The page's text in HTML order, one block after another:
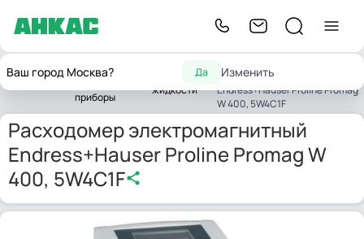
Ваш город Москва? Да Изменить
Главная
Контрольно-
приборы
Расходомеры
жидкости
электромагнитный
Endress+Hauser Proline Promag
W 400, 5W4C1F
Расходомер электромагнитный
Endress+Hauser Proline Promag W
400, 5W4C1F